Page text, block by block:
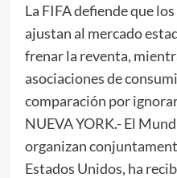
La FIFA defiende que
ajustan al mercado
frenar la reventa,
asociaciones de
comparación por
NUEVA YORK.- El
organizan
Estados Unidos, ha